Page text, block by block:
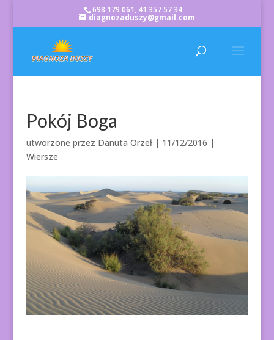
698 179 061, 41 357 57 34
diagnozaduszy@gmail.com
Pokój Boga
utworzone przez Danuta Orzeł| 11/12/2016 |
Wiersze